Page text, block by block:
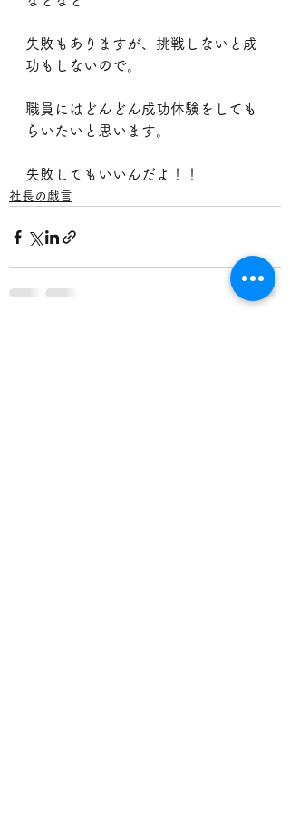
失敗もありますが、挑戦しないと成
功もしないので。
職員にはどんどん成功体験をしても
らいたいと思います。
失敗してもいいんだよ！！
社長の戯言